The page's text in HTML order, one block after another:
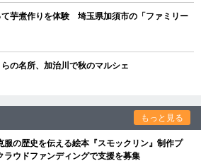
芋煮作りを体験 埼玉県加須市の「ファミリー
の名所、加治川で秋のマルシェ
もっと見る
服の歴史を伝える絵本『スモックリン』制作プ
ウドファンディングで支援を募集